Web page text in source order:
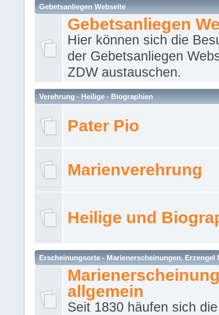
Gebetsanliegen Webseite
Gebetsanliegen
Hier können sich die
der Gebetsanliegen
ZDW austauschen.
Verehrung - Heilige - Biographien
Pater Pio
Marienverehrung
Heilige und
Erscheinungsorte - Marienerscheinungen, Erzengel
allgemein
Seit 1830 häufen sich